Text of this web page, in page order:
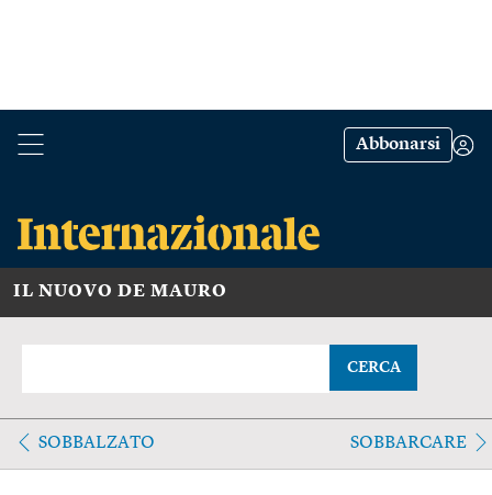
Abbonarsi
IL NUOVO DE MAURO
CERCA
SOBBALZATO SOBBARCARE